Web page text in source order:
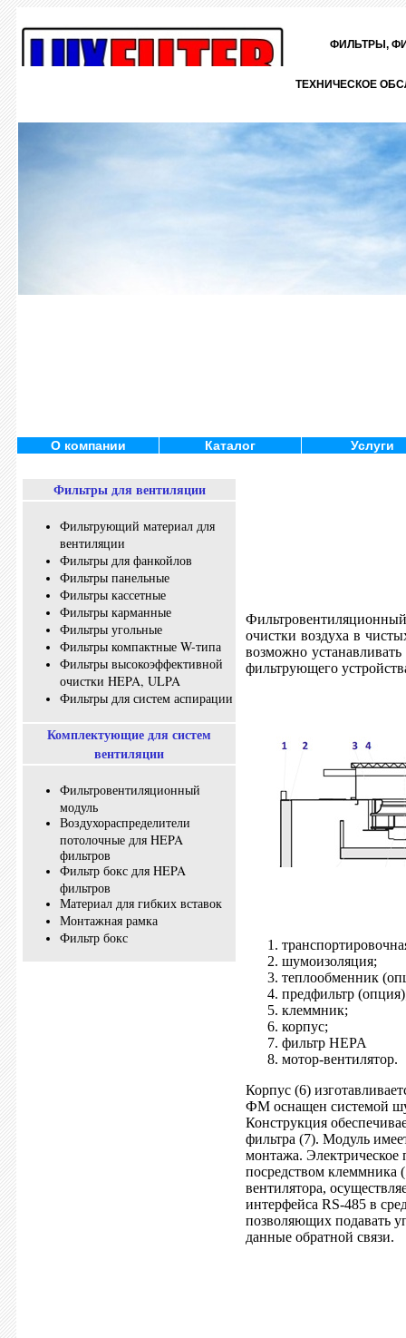
ФИЛЬТРЫ,
ТЕХНИЧЕСКОЕ
О компании Каталог Услуги
Фильтры для вентиляции
Фильтрующий материал для
вентиляции
Фильтры для фанкойлов
Фильтры панельные
Фильтры кассетные
Фильтры карманные
Фильтры угольные
Фильтры компактные W-типа
Фильтры высокоэффективной
очистки HEPA, ULPA
Фильтры для систем аспирации
Комплектующие для систем
вентиляции
Фильтровентиляционный
модуль
Воздухораспределители
потолочные для HEPA
фильтров
Фильтр бокс для HEPA
фильтров
Материал для гибких вставок
Монтажная рамка
Фильтр бокс
очистки воздуха в
возможно
фильтрующего
шумоизоляция;
теплообменник
предфильтр
клеммник;
корпус;
фильтр HEPA
мотор-вентилятор.
Корпус (6)
ФМ оснащен системой
Конструкция
фильтра (7). Модуль
монтажа. Электрическое
посредством клеммника
вентилятора,
интерфейса RS-485 в
позволяющих подавать
данные обратной связи.